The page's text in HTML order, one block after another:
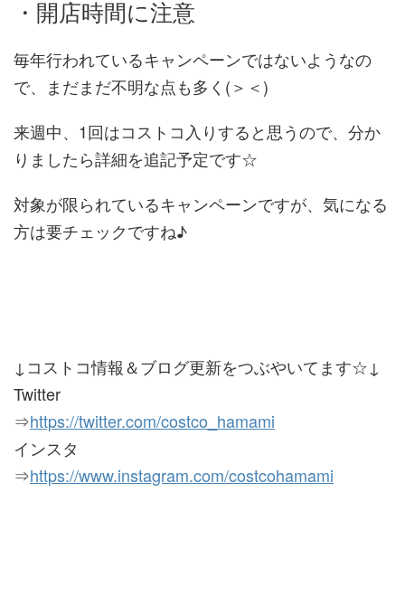
・開店時間に注意
毎年行われているキャンペーンではないようなの
で、まだまだ不明な点も多く(＞＜)
来週中、1回はコストコ入りすると思うので、分か
りましたら詳細を追記予定です☆
対象が限られているキャンペーンですが、気になる
方は要チェックですね♪
↓コストコ情報＆ブログ更新をつぶやいてます☆↓
Twitter
⇒https://twitter.com/costco_hamami
インスタ
⇒https://www.instagram.com/costcohamami